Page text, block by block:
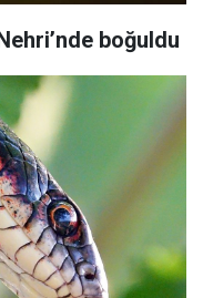
boğuldu